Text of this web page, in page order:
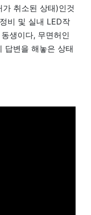
취소된 상태)인것
비 및 실내 LED작
생이다, 무면허인
답변을 해놓은 상태